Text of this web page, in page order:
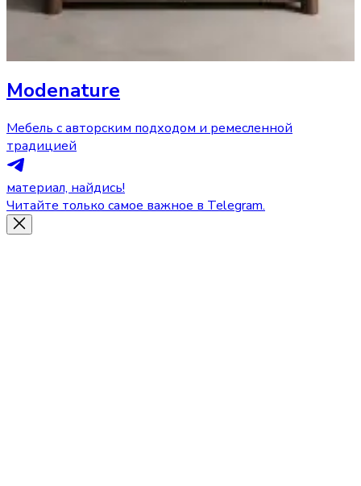
Modenature
Мебель с авторским подходом и ремесленной
традицией
материал, найдись!
Читайте только самое важное в Telegram.